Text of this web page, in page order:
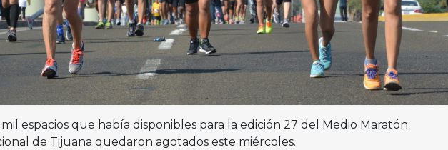
mil espacios que había disponibles para la edición 27 del Medio Maratón
de Tijuana quedaron agotados este miércoles.